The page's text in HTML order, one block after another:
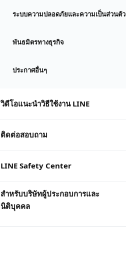
ระบบความปลอดภัยและความเป็นส่วนตัว
พันธมิตรทางธุรกิจ
ประกาศอื่นๆ
วิดีโอแนะนำวิธีใช้งาน LINE
ติดต่อสอบถาม
LINE Safety Center
สำหรับบริษัทผู้ประกอบการและ
นิติบุคคล